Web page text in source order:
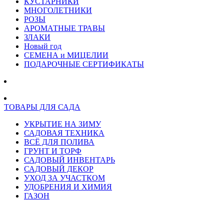
МНОГОЛЕТНИКИ
РОЗЫ
АРОМАТНЫЕ ТРАВЫ
ЗЛАКИ
Новый год
СЕМЕНА и МИЦЕЛИИ
ПОДАРОЧНЫЕ СЕРТИФИКАТЫ
ТОВАРЫ ДЛЯ САДА
УКРЫТИЕ НА ЗИМУ
САДОВАЯ ТЕХНИКА
ВСЁ ДЛЯ ПОЛИВА
ГРУНТ И ТОРФ
САДОВЫЙ ИНВЕНТАРЬ
САДОВЫЙ ДЕКОР
УХОД ЗА УЧАСТКОМ
УДОБРЕНИЯ И ХИМИЯ
ГАЗОН